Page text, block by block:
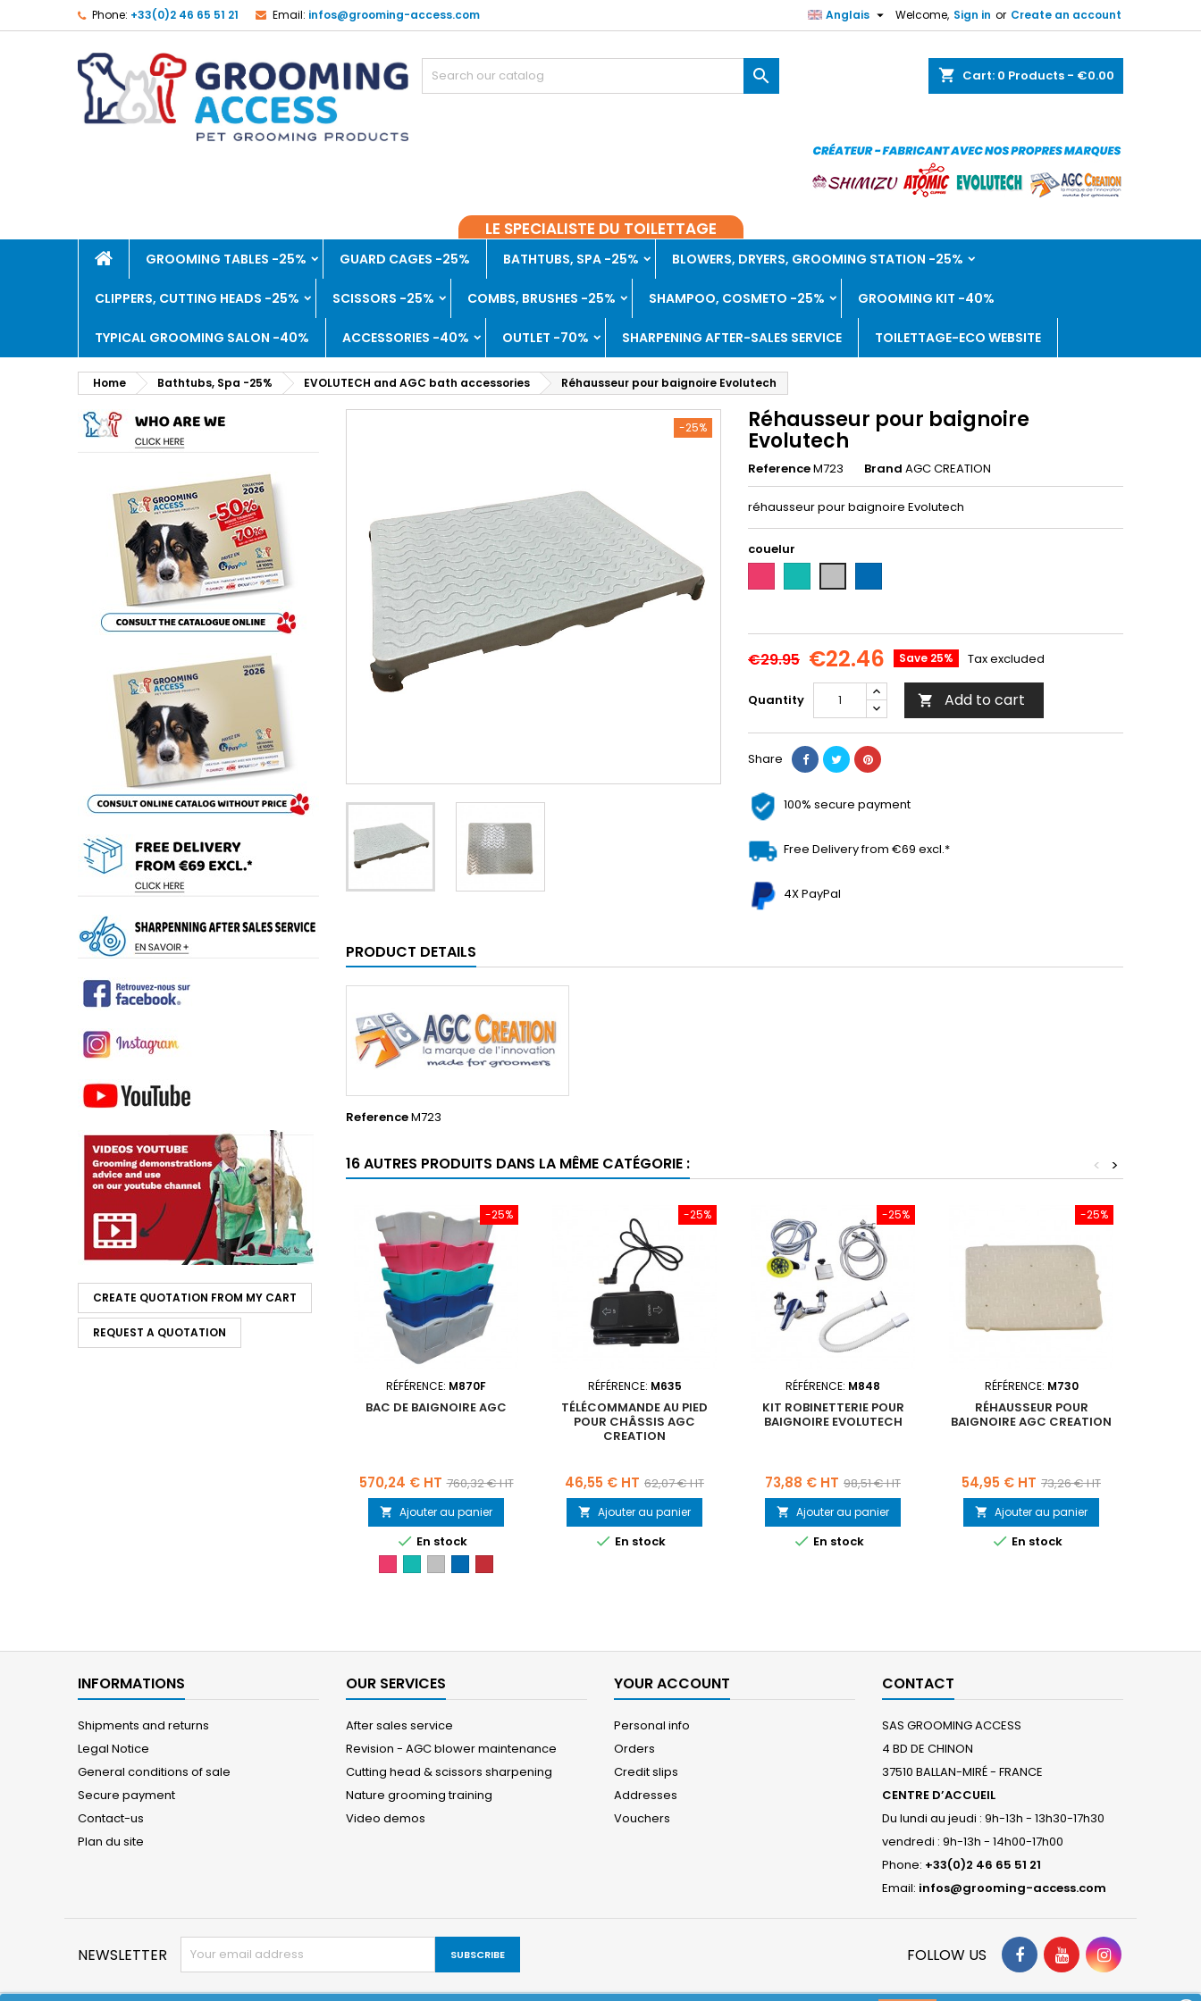
Phone: +33(0)2 46 65 51 21 Email: infos@grooming-access.com Welcome, Sign in or Create an account
Anglais 
shopping_cart Cart: 0 Products - €0.00

LE SPECIALISTE DU TOILETTAGE
GROOMING TABLES -25% GUARD CAGES -25% BATHTUBS, SPA -25% BLOWERS, DRYERS, GROOMING STATION -25%
CLIPPERS, CUTTING HEADS -25% SCISSORS -25% COMBS, BRUSHES -25% SHAMPOO, COSMETO -25% GROOMING KIT -40%
TYPICAL GROOMING SALON -40% ACCESSORIES -40% OUTLET -70% SHARPENING AFTER-SALES SERVICE TOILETTAGE-ECO WEBSITE
Home Bathtubs, Spa -25% EVOLUTECH and AGC bath accessories Réhausseur pour baignoire Evolutech
CREATE QUOTATION FROM MY CART
REQUEST A QUOTATION
-25% Réhausseur pour baignoire
Evolutech
ReferenceM723 Brand AGC CREATION
réhausseur pour baignoire Evolutech
couelur
Turquoise
granit royal
€29.95 €22.46 Save 25% Tax excluded
Quantity  Add to cart
Share
100% secure payment
Free Delivery from €69 excl.*
4X PayPal
PRODUCT DETAILS
ReferenceM723
16 AUTRES PRODUITS DANS LA MÊME CATÉGORIE : >
<
-25%
RÉFÉRENCE: M870F
BAC DE BAIGNOIRE AGC
Prix
570,24 € HT Prix
de
base
760,32 € HT
 Ajouter au panier
 En stock
-25%
RÉFÉRENCE: M635
TÉLÉCOMMANDE AU PIED
POUR CHÂSSIS AGC
CREATION
Prix
46,55 € HT Prix
de
base
62,07 € HT
 Ajouter au panier
 En stock
-25%
RÉFÉRENCE: M848
KIT ROBINETTERIE POUR
BAIGNOIRE EVOLUTECH
Prix
73,88 € HT Prix
de
base
98,51 € HT
 Ajouter au panier
 En stock
-25%
RÉFÉRENCE: M730
RÉHAUSSEUR POUR
BAIGNOIRE AGC CREATION
Prix
54,95 € HT Prix
de
base
73,26 € HT
 Ajouter au panier
 En stock
INFORMATIONS
Shipments and returns
Legal Notice
General conditions of sale
Secure payment
Contact-us
Plan du site
OUR SERVICES
After sales service
Revision - AGC blower maintenance
Cutting head & scissors sharpening
Nature grooming training
Video demos
YOUR ACCOUNT
Personal info
Orders
Credit slips
Addresses
Vouchers
CONTACT
SAS GROOMING ACCESS
4 BD DE CHINON
37510 BALLAN-MIRÉ - FRANCE
CENTRE D’ACCUEIL
Du lundi au jeudi : 9h-13h - 13h30-17h30
vendredi : 9h-13h - 14h00-17h00
Phone: +33(0)2 46 65 51 21
Email: infos@grooming-access.com
NEWSLETTER FOLLOW US